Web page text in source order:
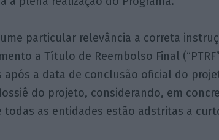
particular relevância a correta
a Título de Reembolso Final
após a data de conclusão oficial do
do projeto, considerando, em
todas as entidades estão adstritas a